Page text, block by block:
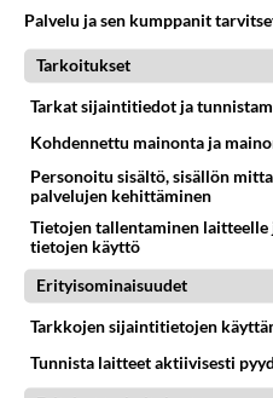
NAANTALI
NAANTALIN LIDL
Toimii edelleen
punnita ja laputtaa.
vaikka appels...
09.05.2026 11:10
NAANTALI
Lietsalan uusi grilli
Mallaskulman pihalle on
Palvelu ja sen kumppanit
Tarkoitukset
Tarkat sijaintitiedot ja
Kohdennettu mainonta ja
Personoitu sisältö, sisällön
palvelujen kehittäminen
Tietojen tallentaminen
tietojen käyttö
Erityisominaisuudet
Tarkkojen sijaintitietojen
Tunnista laitteet aktiivisesti